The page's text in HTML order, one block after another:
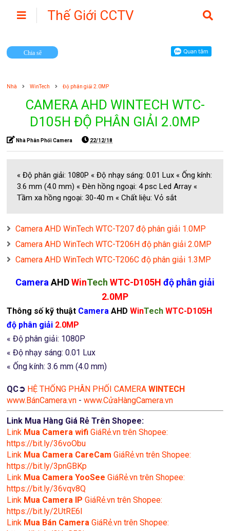
Thế Giới CCTV
Chia sẽ
Nhà WinTech Độ phân giải 2.0MP
CAMERA AHD WINTECH WTC-
D105H ĐỘ PHÂN GIẢI 2.0MP
Nhà Phân Phối Camera 22/12/18
« Độ phân giải: 1080P « Độ nhạy sáng: 0.01 Lux « Ống kính:
3.6 mm (4.0 mm) « Đèn hồng ngoại: 4 psc Led Array «
Tầm xa hồng ngoại: 30-40 m « Chất liệu: Vỏ sắt
Camera AHD WinTech WTC-T207 độ phân giải 1.0MP
Camera AHD WinTech WTC-T206H độ phân giải 2.0MP
Camera AHD WinTech WTC-T206C độ phân giải 1.3MP
Camera AHDWinTech WTC-D105H độ phân giải
2.0MP
Thông số kỹ thuật Camera AHDWinTech WTC-D105H
độ phân giải 2.0MP
« Độ phân giải: 1080P
« Độ nhạy sáng: 0.01 Lux
« Ống kính: 3.6 mm (4.0 mm)
QC➲ HỆ THỐNG PHÂN PHỐI CAMERAWINTECH
www.BánCamera.vn -www.CửaHàngCamera.vn
Link Mua Hàng Giá Rẻ Trên Shopee:
Link Mua Camera wifiGiáRẻ.vn trên Shopee:
https://bit.ly/36voObu
Link Mua Camera CareCam GiáRẻ.vn trên Shopee:
https://bit.ly/3pnGBKp
Link Mua Camera YooSee GiáRẻ.vn trên Shopee:
https://bit.ly/36vqv8Q
Link Mua Camera IP GiáRẻ.vn trên Shopee:
https://bit.ly/2UtRE6l
Link Mua Bán CameraGiáRẻ.vn trên Shopee: